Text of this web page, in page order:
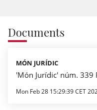
Documents
MÓN JURÍDIC
'Món Jurídic' núm. 339
Mon Feb 28 15:29:39 CET